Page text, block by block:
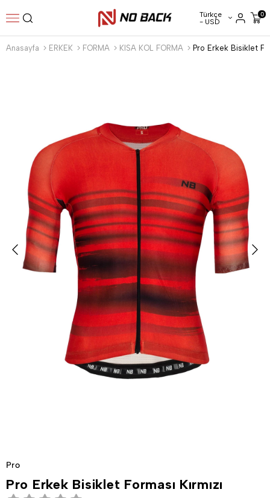
0
Türkçe
- USD
Anasayfa ERKEK FORMA KISA KOL FORMA Pro Erkek Bisiklet
Pro
Pro Erkek Bisiklet Forması Kırmızı